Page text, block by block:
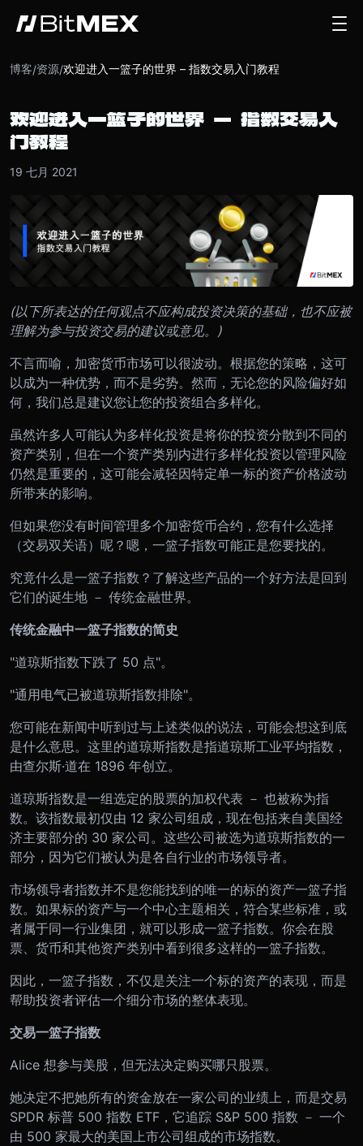
博客/资源/欢迎进入一篮子的世界 – 指数交易入门教程
欢迎进入一篮子的世界 – 指数交易入
门教程
19 七月 2021
(以下所表达的任何观点不应构成投资决策的基础，也不应被
理解为参与投资交易的建议或意见。)
不言而喻，加密货币市场可以很波动。根据您的策略，这可
以成为一种优势，而不是劣势。然而，无论您的风险偏好如
何，我们总是建议您让您的投资组合多样化。
虽然许多人可能认为多样化投资是将你的投资分散到不同的
资产类别，但在一个资产类别内进行多样化投资以管理风险
仍然是重要的，这可能会减轻因特定单一标的资产价格波动
所带来的影响。
但如果您没有时间管理多个加密货币合约，您有什么选择
（交易双关语）呢？嗯，一篮子指数可能正是您要找的。
究竟什么是一篮子指数？了解这些产品的一个好方法是回到
它们的诞生地 － 传统金融世界。
传统金融中一篮子指数的简史
"道琼斯指数下跌了 50 点"。
"通用电气已被道琼斯指数排除"。
您可能在新闻中听到过与上述类似的说法，可能会想这到底
是什么意思。这里的道琼斯指数是指道琼斯工业平均指数，
由查尔斯·道在 1896 年创立。
道琼斯指数是一组选定的股票的加权代表 － 也被称为指
数。该指数最初仅由 12 家公司组成，现在包括来自美国经
济主要部分的 30 家公司。这些公司被选为道琼斯指数的一
部分，因为它们被认为是各自行业的市场领导者。
市场领导者指数并不是您能找到的唯一的标的资产一篮子指
数。如果标的资产与一个中心主题相关，符合某些标准，或
者属于同一行业集团，就可以形成一篮子指数。你会在股
票、货币和其他资产类别中看到很多这样的一篮子指数。
因此，一篮子指数，不仅是关注一个标的资产的表现，而是
帮助投资者评估一个细分市场的整体表现。
交易一篮子指数
Alice 想参与美股，但无法决定购买哪只股票。
她决定不把她所有的资金放在一家公司的业绩上，而是交易
SPDR 标普 500 指数 ETF，它追踪 S&P 500 指数 － 一个
由 500 家最大的美国上市公司组成的市场指数。